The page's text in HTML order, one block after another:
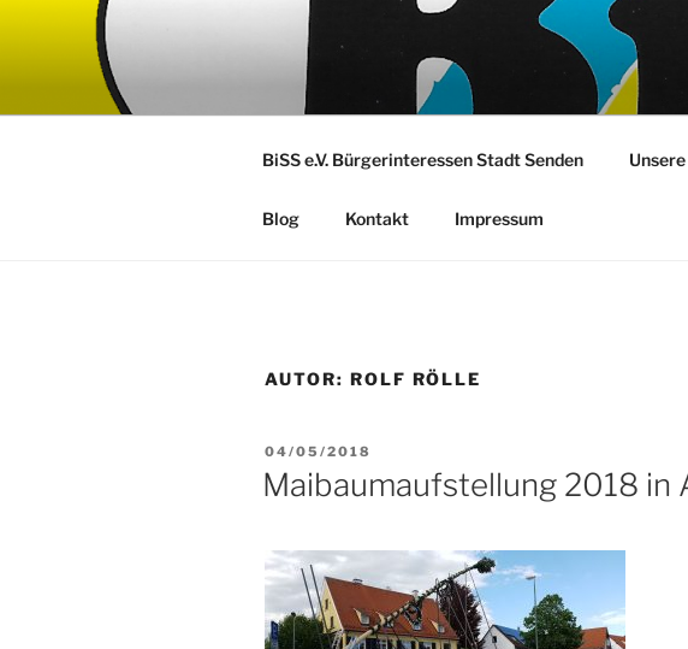
BiSS e.V. Bürgerinteressen Stadt Senden
Blog Kontakt Impressum
AUTOR: ROLF RÖLLE
VERÖFFENTLICHT
AM
04/05/2018
Maibaumaufstellung 2018 in